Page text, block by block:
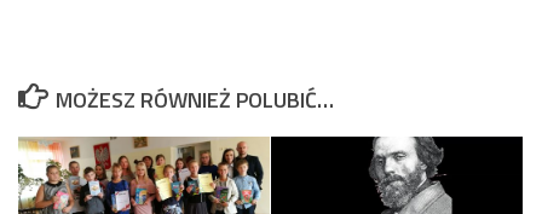
MOŻESZ RÓWNIEŻ POLUBIĆ…